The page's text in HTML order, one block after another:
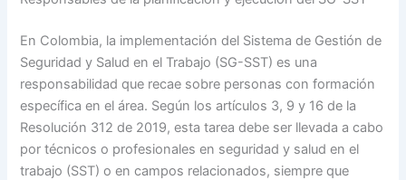
En Colombia, la implementación del Sistema de Gestión de
Seguridad y Salud en el Trabajo (SG-SST) es una
responsabilidad que recae sobre personas con formación
específica en el área. Según los artículos 3, 9 y 16 de la
Resolución 312 de 2019, esta tarea debe ser llevada a cabo
por técnicos o profesionales en seguridad y salud en el
trabajo (SST) o en campos relacionados, siempre que